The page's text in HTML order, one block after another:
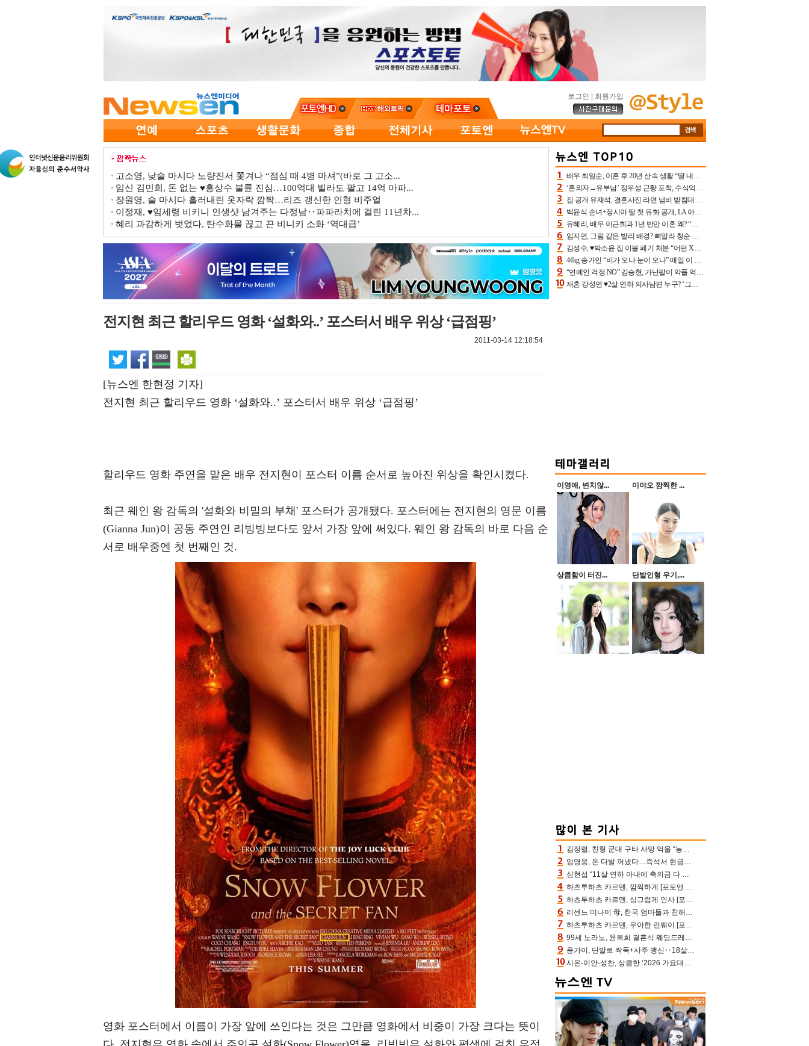
로그인 회원가입
고소영, 낮술 마시다 노량진서 쫓겨나 “점심 때 4병 마셔”(바로 그 고소...
임신 김민희, 돈 없는 ♥홍상수 불륜 진심…100억대 빌라도 팔고 14억 아파...
장원영, 술 마시다 흘러내린 옷자락 깜짝…리즈 갱신한 인형 비주얼
이정재, ♥임세령 비키니 인생샷 남겨주는 다정남‥파파라치에 걸린 11년차...
혜리 과감하게 벗었다, 탄수화물 끊고 끈 비니키 소화 ‘역대급’
전지현 최근 할리우드 영화 ‘설화와..’ 포스터서 배우 위상 ‘급점핑’
2011-03-14 12:18:54
[뉴스엔 한현정 기자]
전지현 최근 할리우드 영화 ‘설화와..’ 포스터서 배우 위상 ‘급점핑’
할리우드 영화 주연을 맡은 배우 전지현이 포스터 이름 순서로 높아진 위상을 확인시켰다.
최근 웨인 왕 감독의 '설화와 비밀의 부채' 포스터가 공개됐다. 포스터에는 전지현의 영문 이름
(Gianna Jun)이 공동 주연인 리빙빙보다도 앞서 가장 앞에 써있다. 웨인 왕 감독의 바로 다음 순
서로 배우중엔 첫 번째인 것.
영화 포스터에서 이름이 가장 앞에 쓰인다는 것은 그만큼 영화에서 비중이 가장 크다는 뜻이
배우 최일순, 이혼 후 20년 산속 생활 “딸 내가 버렸다고 원망‥맘 아파”(특종)[어제TV]
‘혼외자→유부남’ 정우성 근황 포착, 수식억 해킹 피해 후배 만났다 “존경하는”
집 공개 유재석, 결혼사진 라면 냄비 받침대 되고 분노‥가족사진도 피해(놀뭐)[어제TV]
백윤식 손녀+정시아 딸 첫 유화 공개, LA 아트쇼→서울국제조각페스타 작가다운 수준급 실력
유혜리, 배우 이근희과 1년 반만 이혼 왜? “식칼 꽂고 의자 던져” 충격 폭로(특종)[어제TV]
임지연, 그림 같은 발리 배경? 뼈말라 청순 비키니 핏에 상대 안 되네
김성수, ♥박소윤 집 이불 폐기 처분 “어떤 X이랑 썼을지 몰라” 질투(신랑수업2)[어제TV]
44kg 송가인 “비가 오나 눈이 오나” 매일 이 운동, 허벅지 근육량 상승+체지방 감소
“연예인 걱정 NO” 김승현, 가난팔이 악플 억울할만‥아내+딸과 日 여행
재혼 강성연 ♥2살 연하 의사남편 누구? ‘그알’ 자문의에 훈남 비주얼 초엘리트 스펙 [종합]
이영애, 변치않... 미야오 깜찍한 ...
상큼함이 터진... 단발인형 우기,...
김정렬, 친형 군대 구타 사망 억울 “농약사 처리, 범인 찾았지만…엄마는 이미 치매”(데이앤나잇)
임영웅, 돈 다발 꺼냈다…즉석서 현금으로 수당 챙겨주는 ‘구단주’
심현섭 “11살 연하 아내에 축의금 다 뺏겨, 집도 아내 명의” (동치미)[결정적장면]
하츠투하츠 카르멘, 깜찍하게 [포토엔HD]
하츠투하츠 카르멘, 싱그럽게 인사 [포토엔HD]
리센느 미나미 母, 한국 엄마들과 친해진 비결=BTS “최애 정국 얘기로 통해”(전참시)
하츠투하츠 카르멘, 우아한 런웨이 [포토엔HD]
99세 노라노, 윤복희 결혼식 웨딩드레스 제작자였다…극찬 세례
윤가이, 단발로 싹둑+사주 맹신‥18살 연상 ♥장기하 반한 엉뚱·열정 매력(전참시)
시온-이안-성찬, 상큼한 ‘2026 가요대전 썸머’ MC [포토엔HD]